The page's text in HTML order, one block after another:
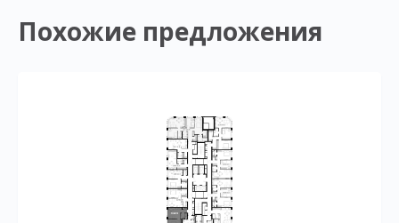
Похожие предложения